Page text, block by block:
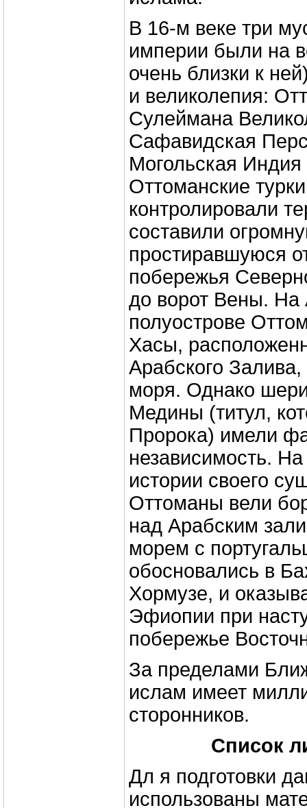
В 16-м веке три
империи были на
очень близки к
и великолепия:
Сулеймана
Сафавидская
Могольская
Оттоманские
контролировали
составили
простиравшуюся
побережья
до ворот Вены. На
полуострове
Хасы,
Арабского
моря. Однако
Медины (титул,
Пророка) имели
независимость.
истории своего
Оттоманы вели
над Арабским
морем с
обосновались в
Хормузе, и
Эфиопии при
побережье
За пределами
ислам имеет
сторонников.
Список
Дл я подготовки
использованы